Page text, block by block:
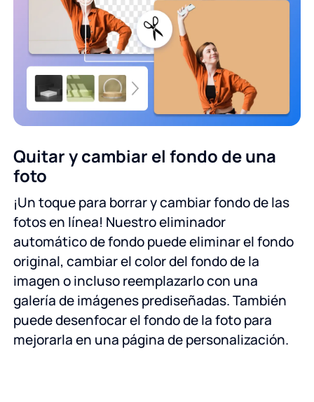
Quitar y cambiar el fondo de una
foto
¡Un toque para borrar y cambiar fondo de las
fotos en línea! Nuestro eliminador
automático de fondo puede eliminar el fondo
original, cambiar el color del fondo de la
imagen o incluso reemplazarlo con una
galería de imágenes prediseñadas. También
puede desenfocar el fondo de la foto para
mejorarla en una página de personalización.